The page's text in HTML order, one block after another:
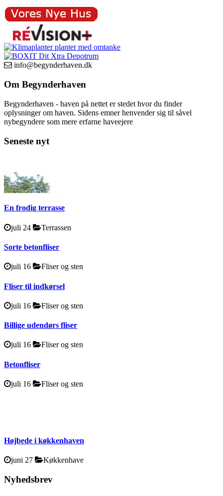
info@begynderhaven.dk
Om Begynderhaven
Begynderhaven - haven på nettet er stedet hvor du finder
oplysninger om haven. Sidens emner henvender sig til såvel
nybegyndere som mere erfarne haveejere
Seneste nyt
En frodig terrasse
juli 24 Terrassen
Sorte betonfliser
juli 16 Fliser og sten
Fliser til indkørsel
juli 16 Fliser og sten
Billige udendørs fliser
juli 16 Fliser og sten
Betonfliser
juli 16 Fliser og sten
Højbede i køkkenhaven
juni 27 Køkkenhave
Nyhedsbrev